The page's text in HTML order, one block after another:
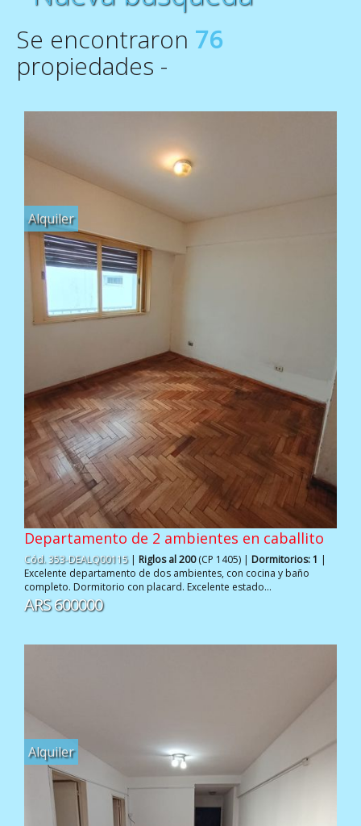
Se encontraron 76
propiedades -
Alquiler
Departamento de 2 ambientes en caballito
Cód. 353-DEALQ00115| Riglos al 200(CP 1405) | Dormitorios: 1 |
Excelente departamento de dos ambientes, con cocina y baño
completo. Dormitorio con placard. Excelente estado...
ARS 600000
Alquiler